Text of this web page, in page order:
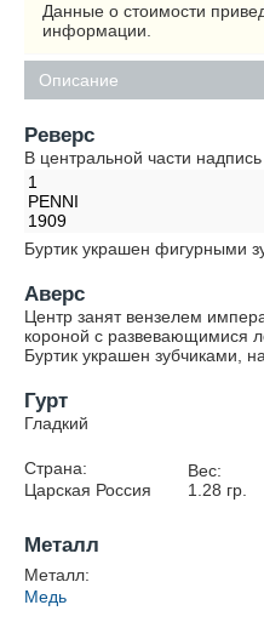
Данные о стоимости
информации.
Описание
Реверс
В центральной части надпись
1
PENNI
1909
Буртик украшен фигурными
Аверс
Центр занят вензелем
короной с развевающимися
Буртик украшен зубчиками,
Гурт
Гладкий
Страна:
Царская Россия
Вес:
1.28 гр.
Металл
Металл:
Медь